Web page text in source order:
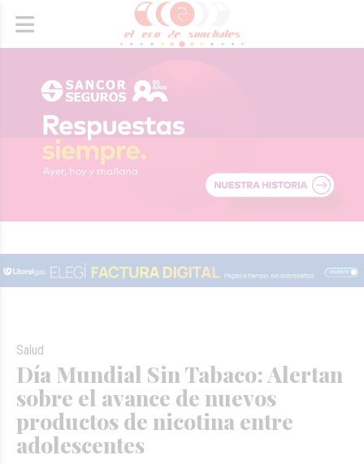
Día Mundial Sin Tabaco: Alertan
sobre el avance de nuevos
productos de nicotina entre
adolescentes
Salud